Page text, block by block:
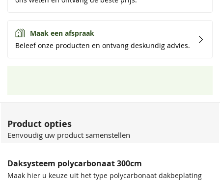
Maak een afspraak
Beleef onze producten en ontvang deskundig advies.
Product opties
Eenvoudig uw product samenstellen
Daksysteem polycarbonaat 300cm
Maak hier u keuze uit het type polycarbonaat dakbeplating